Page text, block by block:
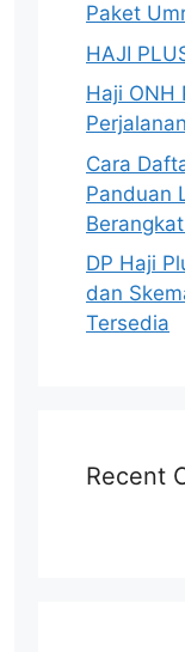
Paket
HAJI
Haji ONH
Cara
Panduan
DP Haji
dan
Tersedia
Recent